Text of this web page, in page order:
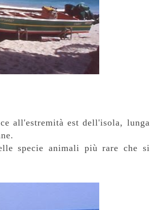
all'estremità est dell'isola, lunga
specie animali più rare che si